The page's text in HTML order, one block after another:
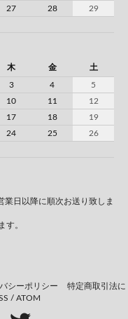
27 28
29
木 金 土
3 4
5
10 11
12
17 18
19
24 25
26
業日以降に順次お送り致しま
す。
シーポリシー
特定商取引法に
/ ATOM